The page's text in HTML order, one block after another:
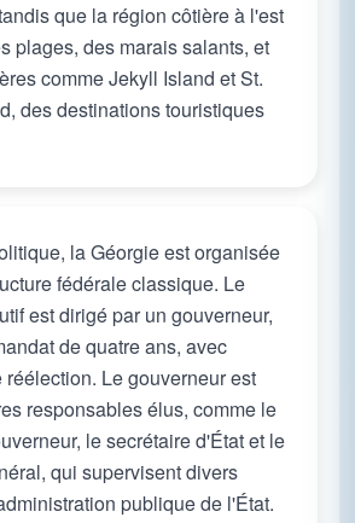
que la région côtière à l'est
plages, des marais salants, et
comme Jekyll Island et St.
des destinations touristiques
la Géorgie est organisée
fédérale classique. Le
est dirigé par un gouverneur,
de quatre ans, avec
Le gouverneur est
responsables élus, comme le
le secrétaire d'État et le
qui supervisent divers
publique de l'État.